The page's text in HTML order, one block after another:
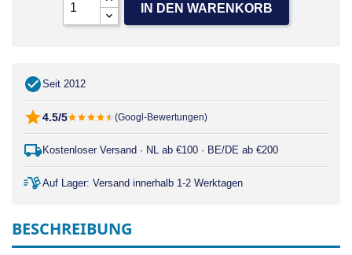
IN DEN WARENKORB
Seit 2012
4.5/5 (Googl-Bewertungen)
Kostenloser Versand · NL ab €100 · BE/DE ab €200
Auf Lager: Versand innerhalb 1-2 Werktagen
BESCHREIBUNG